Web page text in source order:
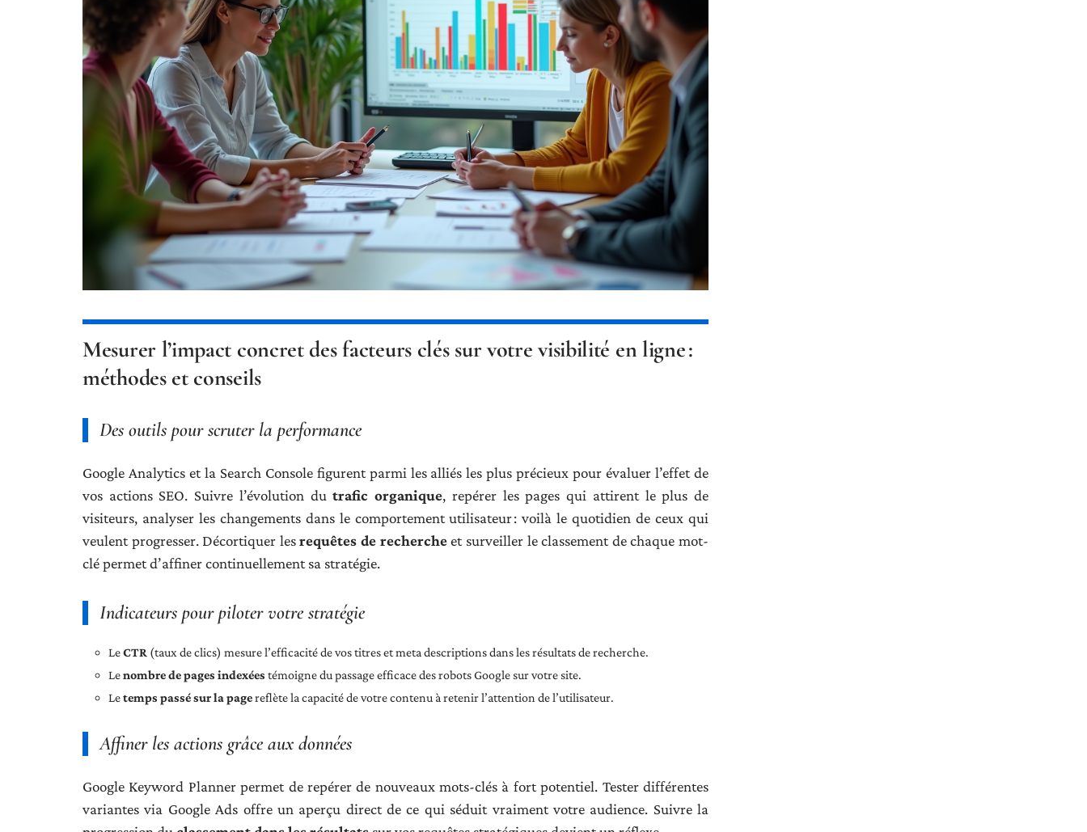
Mesurer l’impact concret des facteurs clés sur votre visibilité en ligne :
méthodes et conseils
Des outils pour scruter la performance
Google Analytics et la Search Console figurent parmi les alliés les plus précieux pour évaluer l’effet de
vos actions SEO. Suivre l’évolution dutrafic organique, repérer les pages qui attirent le plus de
visiteurs, analyser les changements dans le comportement utilisateur : voilà le quotidien de ceux qui
veulent progresser. Décortiquer lesrequêtes de rechercheet surveiller le classement de chaque mot-
clé permet d’affiner continuellement sa stratégie.
Indicateurs pour piloter votre stratégie
LeCTR (taux de clics) mesure l’efficacité de vos titres et meta descriptions dans les résultats de recherche.
Lenombre de pages indexées témoigne du passage efficace des robots Google sur votre site.
Letemps passé sur la pagereflète la capacité de votre contenu à retenir l’attention de l’utilisateur.
Affiner les actions grâce aux données
Google Keyword Planner permet de repérer de nouveaux mots-clés à fort potentiel. Tester différentes
variantes via Google Ads offre un aperçu direct de ce qui séduit vraiment votre audience. Suivre la